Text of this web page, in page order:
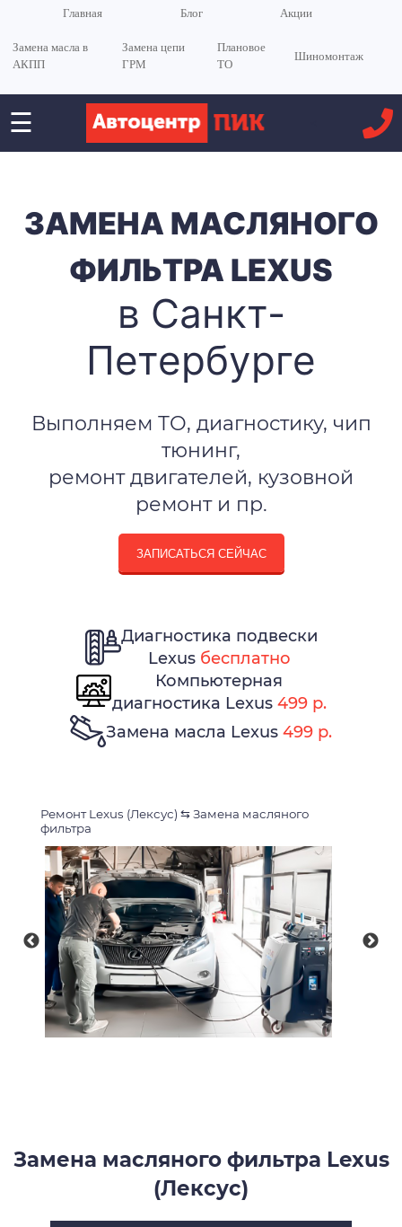
Главная Блог Акции
Замена масла в
АКПП
Замена цепи
ГРМ
Плановое
ТО
Шиномонтаж
☰
ЗАМЕНА МАСЛЯНОГО
ФИЛЬТРА LEXUS
в Санкт-
Петербурге
Выполняем ТО, диагностику, чип
тюнинг,
ремонт двигателей, кузовной
ремонт и пр.
ЗАПИСАТЬСЯ СЕЙЧАС
Диагностика подвески
Lexus бесплатно
Компьютерная
диагностика Lexus 499 р.
Замена масла Lexus 499 р.
Ремонт Lexus (Лексус) ⇆Замена масляного
фильтра
Замена масляного фильтра Lexus
(Лексус)